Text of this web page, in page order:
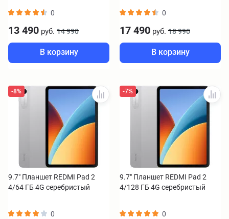
0
13 490 руб. 14 990
В корзину
0
17 490 руб. 18 990
В корзину
-8%
9.7" Планшет REDMI Pad 2
4/64 ГБ 4G серебристый
0
-7%
9.7" Планшет REDMI Pad 2
4/128 ГБ 4G серебристый
0